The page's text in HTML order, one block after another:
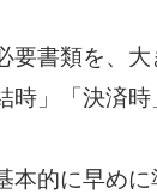
要書類を、
時」「決済
本的に早め